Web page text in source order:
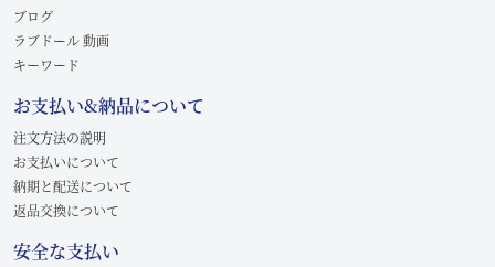
ブログ
ラブドール 動画
キーワード
お支払い&納品について
注文方法の説明
お支払いについて
納期と配送について
返品交換について
安全な支払い